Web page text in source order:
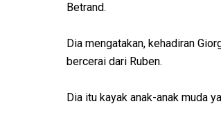
Betrand.
Dia mengatakan, kehadiran
bercerai dari Ruben.
Dia itu kayak anak-anak muda